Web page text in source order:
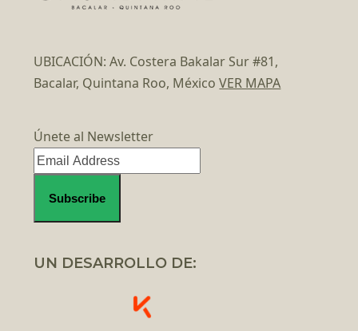
UBICACIÓN: Av. Costera Bakalar Sur #81,
Bacalar, Quintana Roo, MéxicoVER MAPA
Únete al Newsletter
UN DESARROLLO DE: